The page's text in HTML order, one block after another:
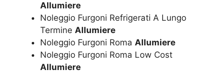
Allumiere
Noleggio Furgoni Refrigerati A Lungo
Termine Allumiere
Noleggio Furgoni Roma Allumiere
Noleggio Furgoni Roma Low Cost
Allumiere